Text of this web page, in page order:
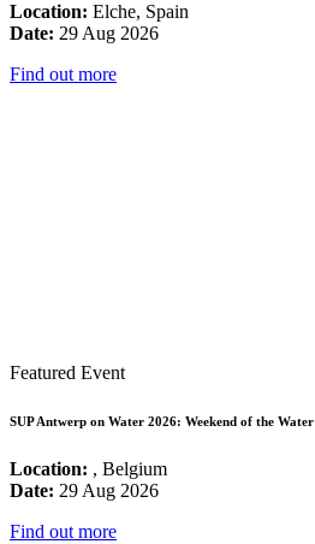
Location: Elche, Spain
Date: 29 Aug 2026
Find out more
Featured Event
SUP Antwerp on Water 2026: Weekend of the Water
Location: , Belgium
Date: 29 Aug 2026
Find out more